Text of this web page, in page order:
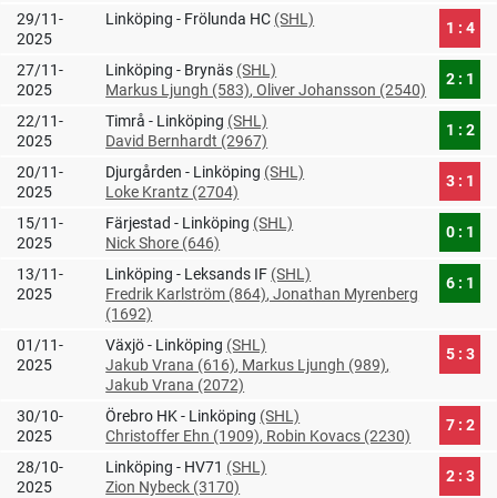
29/11-
2025
Linköping - Frölunda HC (SHL) 1 : 4
27/11-
2025
Linköping - Brynäs (SHL)
Markus Ljungh (583), Oliver Johansson (2540)
2 : 1
22/11-
2025
Timrå - Linköping (SHL)
David Bernhardt (2967)
1 : 2
20/11-
2025
Djurgården - Linköping (SHL)
Loke Krantz (2704)
3 : 1
15/11-
2025
Färjestad - Linköping (SHL)
Nick Shore (646)
0 : 1
13/11-
2025
Linköping - Leksands IF (SHL)
Fredrik Karlström (864), Jonathan Myrenberg
(1692)
6 : 1
01/11-
2025
Växjö - Linköping (SHL)
Jakub Vrana (616), Markus Ljungh (989),
Jakub Vrana (2072)
5 : 3
30/10-
2025
Örebro HK - Linköping (SHL)
Christoffer Ehn (1909), Robin Kovacs (2230)
7 : 2
28/10-
2025
Linköping - HV71 (SHL)
Zion Nybeck (3170)
2 : 3